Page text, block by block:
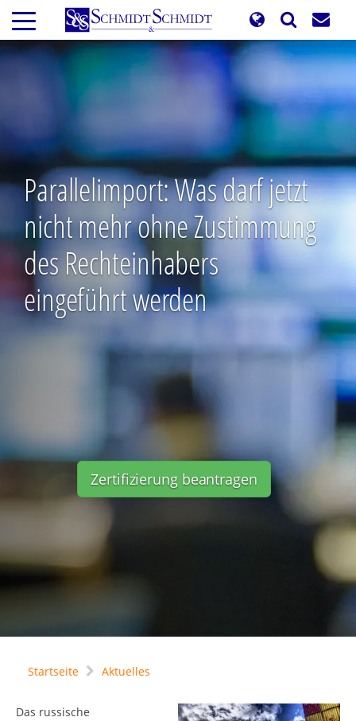
Direkt
zum
Inhalt
Parallelimport: Was darf jetzt
nicht mehr ohne Zustimmung
des Rechteinhabers
eingeführt werden
Zertifizierung beantragen
Startseite Aktuelles
Das russische